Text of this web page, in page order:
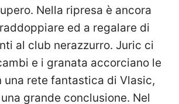
Nella ripresa è ancora
raddoppiare ed a regalare di
al club nerazzurro. Juric ci
e i granata accorciano le
una rete fantastica di Vlasic,
grande conclusione. Nel